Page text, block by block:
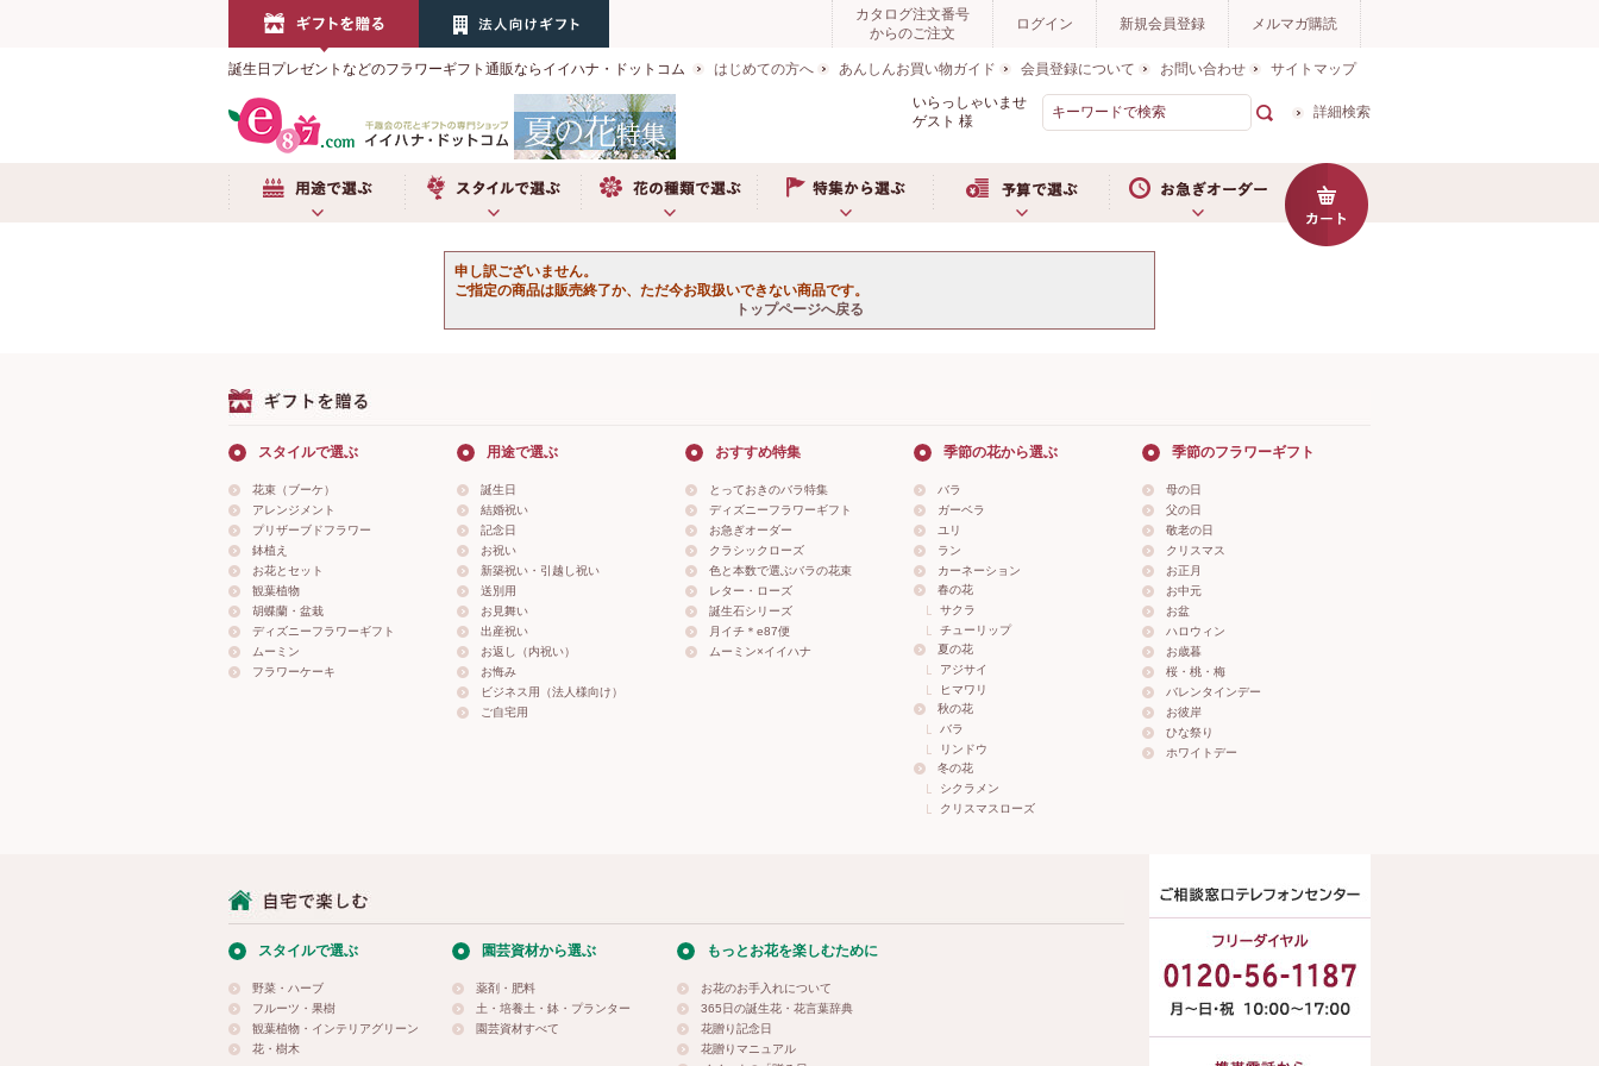
カタログ注文番号
からのご注文
ログイン 新規会員登録 メルマガ購読
誕生日プレゼントなどのフラワーギフト通販ならイイハナ・ドットコム はじめての方へ あんしんお買い物ガイド 会員登録について お問い合わせ
サイトマップ
いらっしゃいませ
ゲスト 様
詳細検索
申し訳ございません。
ご指定の商品は販売終了か、ただ今お取扱いできない商品です。
トップページへ戻る
スタイルで選ぶ
花束（ブーケ）
アレンジメント
プリザーブドフラワー
鉢植え
お花とセット
観葉植物
胡蝶蘭・盆栽
ディズニーフラワーギフト
ムーミン
フラワーケーキ
用途で選ぶ
誕生日
結婚祝い
記念日
お祝い
新築祝い・引越し祝い
送別用
お見舞い
出産祝い
お返し（内祝い）
お悔み
ビジネス用（法人様向け）
ご自宅用
おすすめ特集
とっておきのバラ特集
ディズニーフラワーギフト
お急ぎオーダー
クラシックローズ
色と本数で選ぶバラの花束
レター・ローズ
誕生石シリーズ
月イチ＊e87便
ムーミン×イイハナ
季節の花から選ぶ
バラ
ガーベラ
ユリ
ラン
カーネーション
春の花
サクラ
チューリップ
夏の花
アジサイ
ヒマワリ
秋の花
バラ
リンドウ
冬の花
シクラメン
クリスマスローズ
季節のフラワーギフト
母の日
父の日
敬老の日
クリスマス
お正月
お中元
お盆
ハロウィン
お歳暮
桜・桃・梅
バレンタインデー
お彼岸
ひな祭り
ホワイトデー
スタイルで選ぶ
野菜・ハーブ
フルーツ・果樹
観葉植物・インテリアグリーン
花・樹木
園芸資材から選ぶ
薬剤・肥料
土・培養土・鉢・プランター
園芸資材すべて
もっとお花を楽しむために
お花のお手入れについて
365日の誕生花・花言葉辞典
花贈り記念日
花贈りマニュアル